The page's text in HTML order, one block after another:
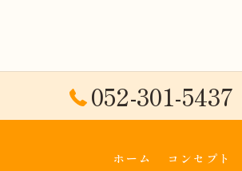
052-301-5437
ホーム コンセプト